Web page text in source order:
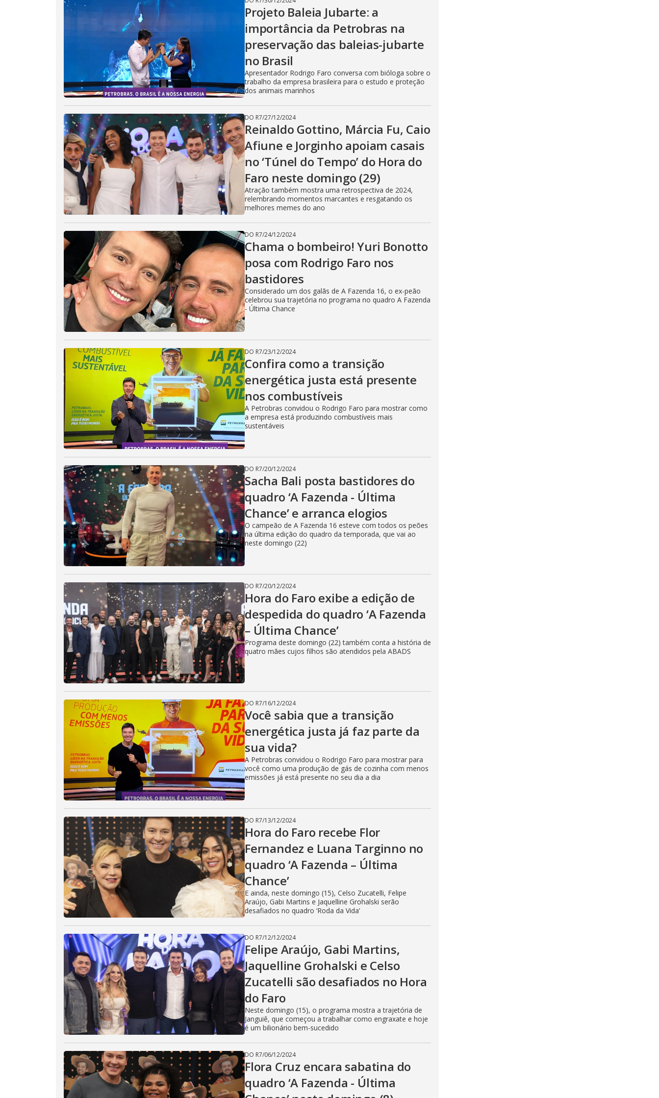
V
d
e
o
Projeto Baleia Jubarte: a
importância da Petrobras na
preservação das baleias-jubarte
no Brasil
Apresentador Rodrigo Faro conversa com bióloga sobre o
trabalho da empresa brasileira para o estudo e proteção
dos animais marinhos
DO R7/27/12/2024
Reinaldo Gottino, Márcia Fu, Caio
Afiune e Jorginho apoiam casais
no ‘Túnel do Tempo’ do Hora do
Faro neste domingo (29)
Atração também mostra uma retrospectiva de 2024,
relembrando momentos marcantes e resgatando os
melhores memes do ano
DO R7/24/12/2024
Chama o bombeiro! Yuri Bonotto
posa com Rodrigo Faro nos
bastidores
Considerado um dos galãs de A Fazenda 16, o ex-peão
celebrou sua trajetória no programa no quadro A Fazenda
- Última Chance
DO R7/23/12/2024
Confira como a transição
energética justa está presente
nos combustíveis
A Petrobras convidou o Rodrigo Faro para mostrar como
a empresa está produzindo combustíveis mais
sustentáveis
DO R7/20/12/2024
Sacha Bali posta bastidores do
quadro ‘A Fazenda - Última
Chance’ e arranca elogios
O campeão de A Fazenda 16 esteve com todos os peões
na última edição do quadro da temporada, que vai ao
neste domingo (22)
DO R7/20/12/2024
Hora do Faro exibe a edição de
despedida do quadro ‘A Fazenda
– Última Chance’
Programa deste domingo (22) também conta a história de
quatro mães cujos filhos são atendidos pela ABADS
DO R7/16/12/2024
Você sabia que a transição
energética justa já faz parte da
sua vida?
A Petrobras convidou o Rodrigo Faro para mostrar para
você como uma produção de gás de cozinha com menos
emissões já está presente no seu dia a dia
DO R7/13/12/2024
Hora do Faro recebe Flor
Fernandez e Luana Targinno no
quadro ‘A Fazenda – Última
Chance’
E ainda, neste domingo (15), Celso Zucatelli, Felipe
Araújo, Gabi Martins e Jaquelline Grohalski serão
desafiados no quadro ‘Roda da Vida’
DO R7/12/12/2024
Felipe Araújo, Gabi Martins,
Jaquelline Grohalski e Celso
Zucatelli são desafiados no Hora
do Faro
Neste domingo (15), o programa mostra a trajetória de
Janguiê, que começou a trabalhar como engraxate e hoje
é um bilionário bem-sucedido
DO R7/06/12/2024
Flora Cruz encara sabatina do
quadro ‘A Fazenda - Última